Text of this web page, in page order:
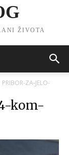
ŽIVOTA
PRIBOR-ZA-JELO-
kom-